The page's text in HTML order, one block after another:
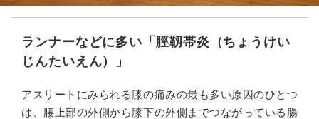
ランナーなどに多い「脛靱帯炎（ちょうけい
じんたいえん）」
アスリートにみられる膝の痛みの最も多い原因のひとつ
は、腰上部の外側から膝下の外側までつながっている腸